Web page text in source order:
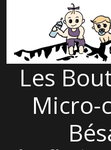
Les
Micro-